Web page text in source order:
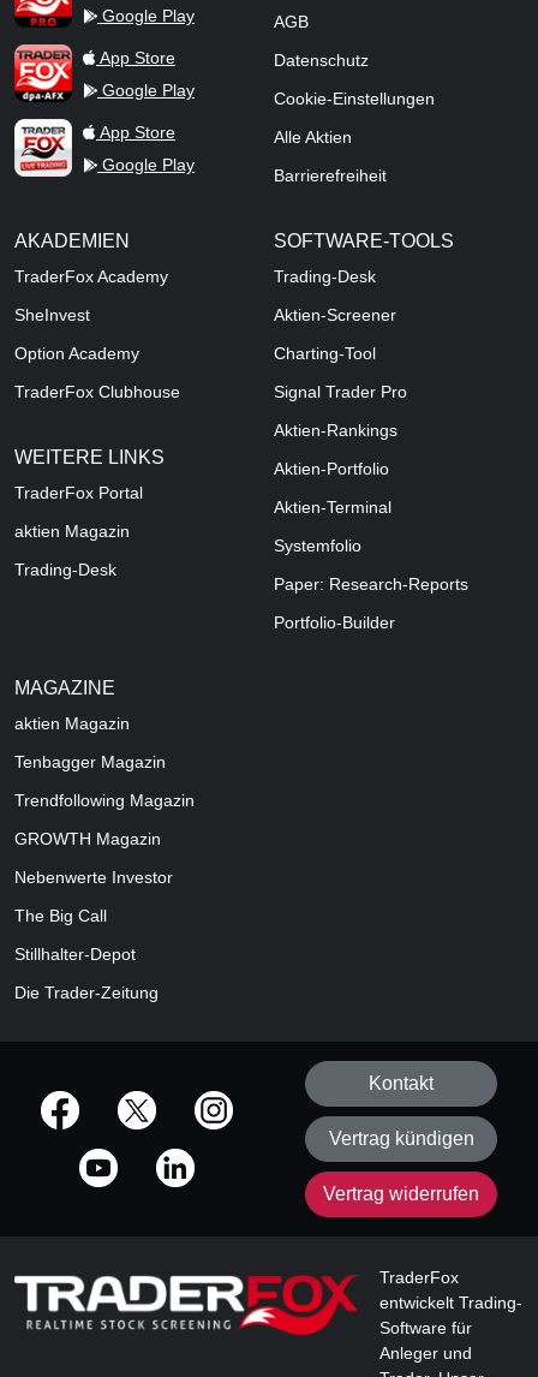
Google Play
TraderFox dpa-AFX ProFeed
App Store
Google Play
TraderFox Live Trading
App Store
Google Play
AGB
Datenschutz
Cookie-Einstellungen
Alle Aktien
Barrierefreiheit
AKADEMIEN
TraderFox Academy
SheInvest
Option Academy
TraderFox Clubhouse
WEITERE LINKS
TraderFox Portal
aktien Magazin
Trading-Desk
SOFTWARE-TOOLS
Trading-Desk
Aktien-Screener
Charting-Tool
Signal Trader Pro
Aktien-Rankings
Aktien-Portfolio
Aktien-Terminal
Systemfolio
Paper: Research-Reports
Portfolio-Builder
MAGAZINE
aktien Magazin
Tenbagger Magazin
Trendfollowing Magazin
GROWTH Magazin
Nebenwerte Investor
The Big Call
Stillhalter-Depot
Die Trader-Zeitung
offizielle Social Media-Accounts
Kontakt
Vertrag kündigen
Vertrag widerrufen
TraderFox
entwickelt Trading-
Software für
Anleger und